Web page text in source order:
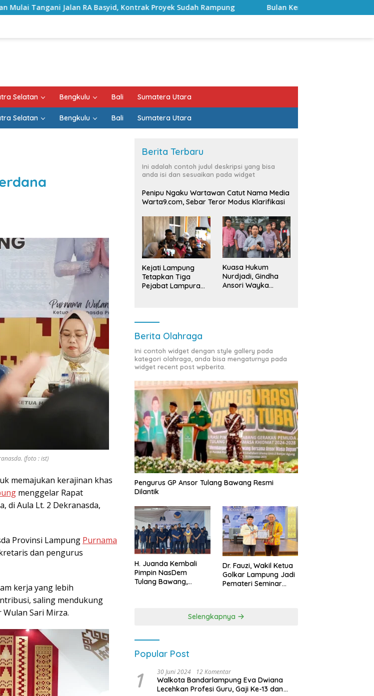
Kontrak Proyek Sudah Rampung Bulan Kemerdekaan, Bupati Lampung Selatan Ajak
Selatan Bengkulu Bali Sumatera Utara
Selatan Bengkulu Bali Sumatera Utara
(foto : ist)
memajukan kerajinan khas
menggelar Rapat
di Aula Lt. 2 Dekranasda,
Provinsi Lampung Purnama
dan pengurus
kerja yang lebih
saling mendukung
Sari Mirza.
Berita Terbaru
Ini adalah contoh judul deskripsi yang bisa
anda isi dan sesuaikan pada widget
Penipu Ngaku Wartawan Catut Nama Media
Warta9.com, Sebar Teror Modus Klarifikasi
Kejati Lampung
Tetapkan Tiga
Pejabat Lampura
Kuasa Hukum
Nurdjadi, Gindha
Ansori Wayka
Berita Olahraga
Ini contoh widget dengan style gallery pada
kategori olahraga, anda bisa mengaturnya pada
widget recent post wpberita.
Pengurus GP Ansor Tulang Bawang Resmi
Dilantik
H. Juanda Kembali
Pimpin NasDem
Tulang Bawang,
Dr. Fauzi, Wakil Ketua
Golkar Lampung Jadi
Pemateri Seminar
Kebangsaan
Selengkapnya
Popular Post
1 30 Juni 2024 12 Komentar
Walkota Bandarlampung Eva Dwiana
Lecehkan Profesi Guru, Gaji Ke-13 dan